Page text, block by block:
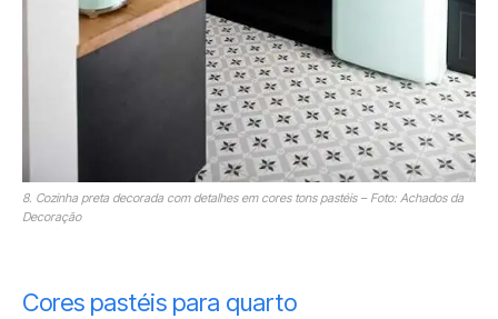
8. Cozinha preta decorada com detalhes em cores tons pastéis – Foto: Achados da
Decoração
Cores pastéis para quarto